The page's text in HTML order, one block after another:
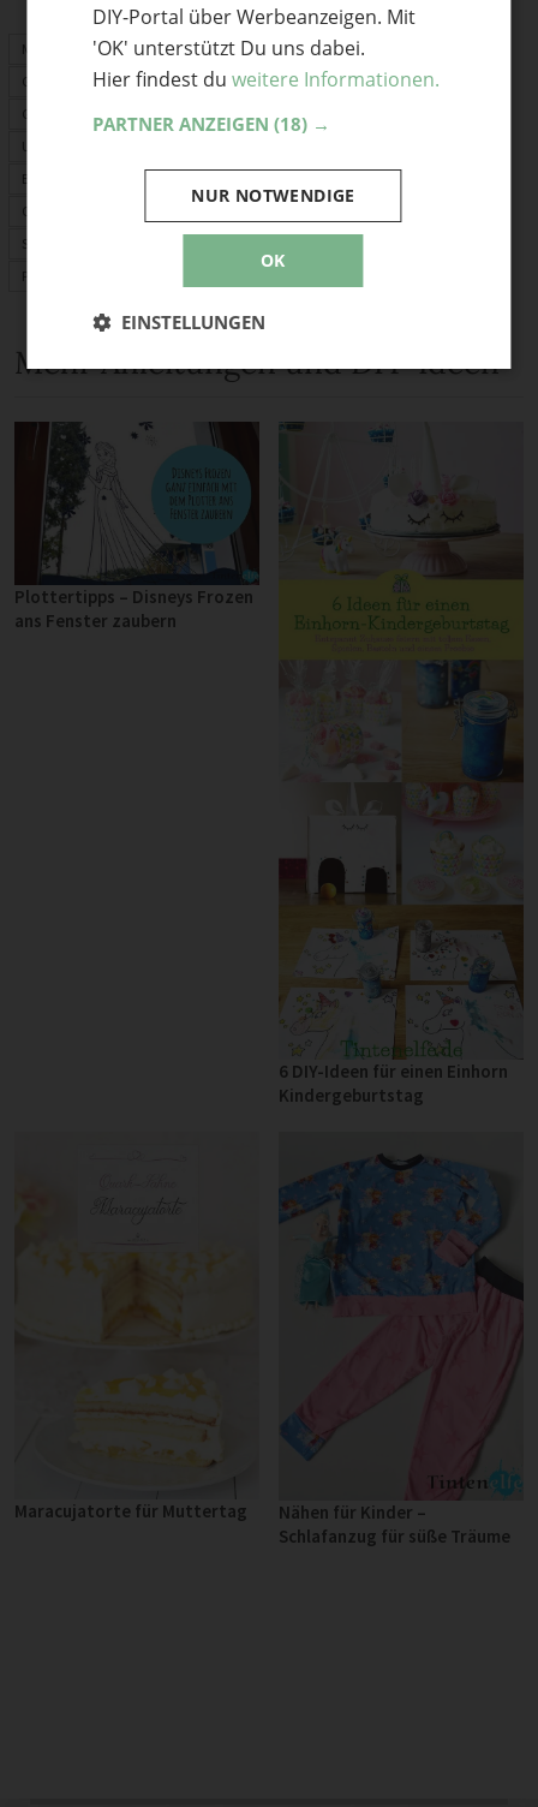
Mitbringsel
Geschenkideen
Geburtstagskarte
Upcycling
Basteln mit Kindern
Ostern
Sommer
Perlen
Mehr Anleitungen und DIY-Ideen
Plottertipps – Disneys Frozen
ans Fenster zaubern
6 DIY-Ideen für einen Einhorn
Kindergeburtstag
Maracujatorte für Muttertag
Nähen für Kinder –
Schlafanzug für süße Träume
DIY-Portal über Werbeanzeigen. Mit
'OK' unterstützt Du uns dabei.
Hier findest du weitere Informationen.
PARTNER ANZEIGEN (18) →
OK
NUR NOTWENDIGE
EINSTELLUNGEN